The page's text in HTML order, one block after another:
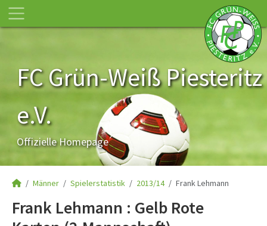
FC Grün-Weiß Piesteritz
e.V.
Offizielle Homepage
Männer Spielerstatistik 2013/14 Frank Lehmann
Frank Lehmann : Gelb Rote